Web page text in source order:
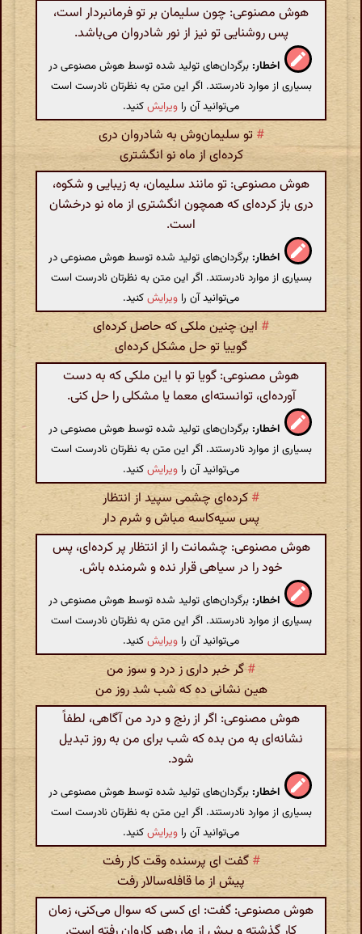
هوش مصنوعی: چون سلیمان بر تو فرمانبردار است،
پس روشنایی تو نیز از نور شادروان می‌باشد.
اخطار: برگردان‌های تولید شده توسط هوش مصنوعی در
بسیاری از موارد نادرستند. اگر این متن به نظرتان نادرست است
می‌توانید آن را ویرایشکنید.
# تو سلیمان‌وش به شادروان دری
کرده‌ای از ماه نو انگشتری
هوش مصنوعی: تو مانند سلیمان، به زیبایی و شکوه،
دری باز کرده‌ای که همچون انگشتری از ماه نو درخشان
است.
اخطار: برگردان‌های تولید شده توسط هوش مصنوعی در
بسیاری از موارد نادرستند. اگر این متن به نظرتان نادرست است
می‌توانید آن را ویرایشکنید.
# این چنین ملکی که حاصل کرده‌ای
گوییا تو حل مشکل کرده‌ای
هوش مصنوعی: گویا تو با این ملکی که به دست
آورده‌ای، توانسته‌ای معما یا مشکلی را حل کنی.
اخطار: برگردان‌های تولید شده توسط هوش مصنوعی در
بسیاری از موارد نادرستند. اگر این متن به نظرتان نادرست است
می‌توانید آن را ویرایشکنید.
# کرده‌ای چشمی سپید از انتظار
پس سیه‌کاسه مباش و شرم دار
هوش مصنوعی: چشمانت را از انتظار پر کرده‌ای، پس
خود را در سیاهی قرار نده و شرمنده باش.
اخطار: برگردان‌های تولید شده توسط هوش مصنوعی در
بسیاری از موارد نادرستند. اگر این متن به نظرتان نادرست است
می‌توانید آن را ویرایشکنید.
#گر خبر داری ز درد و سوز من
هین نشانی ده که شب شد روز من
هوش مصنوعی: اگر از رنج و درد من آگاهی، لطفاً
نشانه‌ای به من بده که شب برای من به روز تبدیل
شود.
اخطار: برگردان‌های تولید شده توسط هوش مصنوعی در
بسیاری از موارد نادرستند. اگر این متن به نظرتان نادرست است
می‌توانید آن را ویرایشکنید.
# گفت ای پرسنده وقت کار رفت
پیش از ما قافله‌سالار رفت
هوش مصنوعی: گفت: ای کسی که سوال می‌کنی، زمان